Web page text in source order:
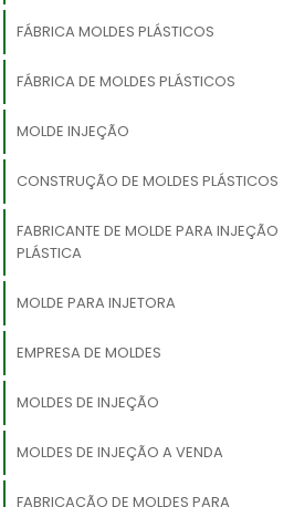
FÁBRICA MOLDES PLÁSTICOS
FÁBRICA DE MOLDES PLÁSTICOS
MOLDE INJEÇÃO
CONSTRUÇÃO DE MOLDES PLÁSTICOS
FABRICANTE DE MOLDE PARA INJEÇÃO
PLÁSTICA
MOLDE PARA INJETORA
EMPRESA DE MOLDES
MOLDES DE INJEÇÃO
MOLDES DE INJEÇÃO A VENDA
FABRICAÇÃO DE MOLDES PARA